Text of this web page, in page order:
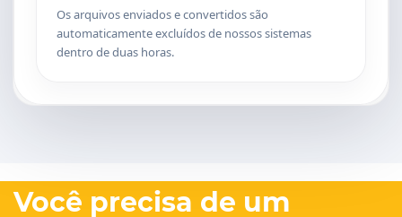
Os arquivos enviados e convertidos são
automaticamente excluídos de nossos sistemas
dentro de duas horas.
Você precisa de um